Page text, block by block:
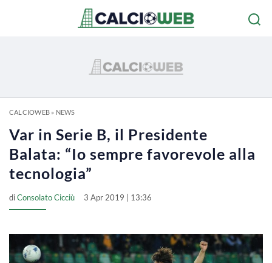
CALCIOWEB» NEWS
Var in Serie B, il Presidente
Balata: “Io sempre favorevole alla
tecnologia”
diConsolato Cicciù 3 Apr 2019 | 13:36